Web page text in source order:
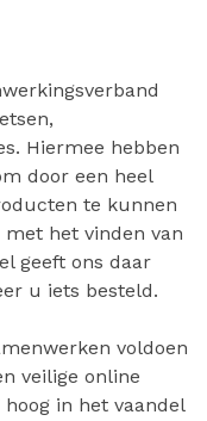
Hiermee hebben
door een heel
te kunnen
het vinden van
geeft ons daar
u iets besteld.
voldoen
veilige online
in het vaandel